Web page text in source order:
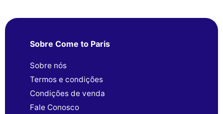
Sobre Come to Paris
Sobre nós
Termos e condições
Condições de venda
Fale Conosco